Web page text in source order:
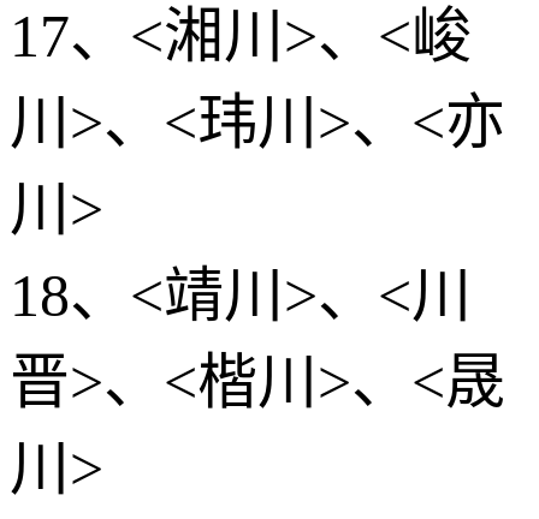
17、<湘川>、<峻
川>、<玮川>、<亦
川>
18、<靖川>、<川
晋>、<楷川>、<晟
川>